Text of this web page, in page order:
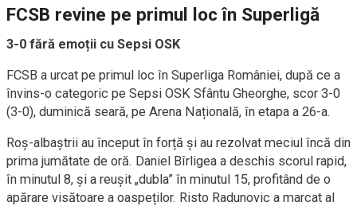
FCSB revine pe primul loc în Superligă
3-0 fără emoții cu Sepsi OSK
FCSB a urcat pe primul loc în Superliga României, după ce a
învins-o categoric pe Sepsi OSK Sfântu Gheorghe, scor 3-0
(3-0), duminică seară, pe Arena Națională, în etapa a 26-a.
Roș-albaștrii au început în forță și au rezolvat meciul încă din
prima jumătate de oră. Daniel Bîrligea a deschis scorul rapid,
în minutul 8, și a reușit „dubla” în minutul 15, profitând de o
apărare visătoare a oaspeților. Risto Radunovic a marcat al